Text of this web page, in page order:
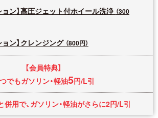
ョン】高圧ジェット付ホイール洗浄 （300
ョン】クレンジング （800円）
【会員特典】
でもガソリン・軽油5円/L引
用で、ガソリン・軽油がさらに2円/L引